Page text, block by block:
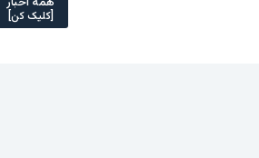
[کلیک کن]